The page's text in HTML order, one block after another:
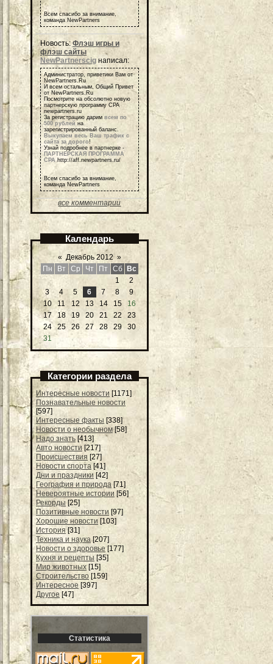
Всем спасибо за внимание,
команда NewPartners
Новость: Флэш игры и
флэш сайты
NewPartnerscig написал:
Администратор, приветики Вам от
NewPartners.Ru
И всем остальным, Общий Привет
от NewPartners.Ru
Посмотрите на обсолютно новую
партнерскую программу СРА
newpartners.ru
За регистрацию дарим всем по
500 рублей на
зарегистрированный баланс.
Выкупаем весь Ваш трафик с
сайта за дорого!
Узнай подробнее в партнерке -
ПАРТНЕРСКАЯ ПРОГРАММА
СРАhttp://aff.newpartners.ru/
Всем спасибо за внимание,
команда NewPartners
все комментарии
Календарь
« Декабрь 2012 »
Пн
Вт Ср Чт Пт Сб
Вс
1
2
3
4 5 6 7 8
9
10
11 12 13 14 15
16
17
18 19 20 21 22
23
24
25 26 27 28 29
30
31
Категории раздела
Интересные новости [1171]
Познавательные новости
[597]
Интересные факты [338]
Новости о необычном [58]
Надо знать [413]
Авто новости [217]
Происшествия [27]
Новости спорта [41]
Дни и праздники [42]
География и природа [71]
Невероятные истории [56]
Рекорды [25]
Позитивные новости [97]
Хорошие новости [103]
История [31]
Техника и наука [207]
Новости о здоровье [177]
Кухня и рецепты [35]
Мир животных [15]
Строительство [159]
Интересное [397]
Другое [47]
Статистика